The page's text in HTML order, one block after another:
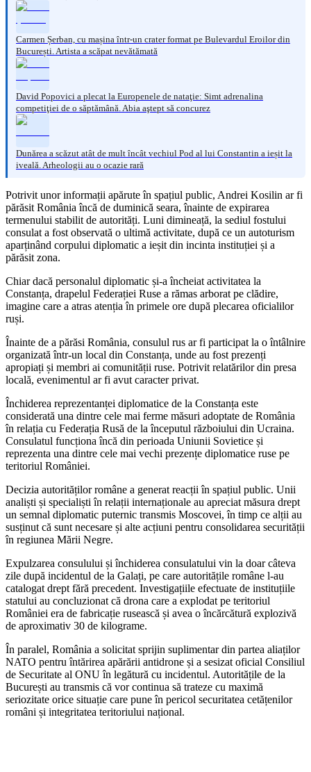
Carmen Șerban, cu mașina într-un crater format pe Bulevardul Eroilor din
București. Artista a scăpat nevătămată
David Popovici a plecat la Europenele de nataţie: Simt adrenalina
competiţiei de o săptămână. Abia aştept să concurez
Dunărea a scăzut atât de mult încât vechiul Pod al lui Constantin a ieșit la
iveală. Arheologii au o ocazie rară
Potrivit unor informații apărute în spațiul public, Andrei Kosilin ar fi
părăsit România încă de duminică seara, înainte de expirarea
termenului stabilit de autorități. Luni dimineață, la sediul fostului
consulat a fost observată o ultimă activitate, după ce un autoturism
aparținând corpului diplomatic a ieșit din incinta instituției și a
părăsit zona.
Chiar dacă personalul diplomatic și-a încheiat activitatea la
Constanța, drapelul Federației Ruse a rămas arborat pe clădire,
imagine care a atras atenția în primele ore după plecarea oficialilor
ruși.
Înainte de a părăsi România, consulul rus ar fi participat la o întâlnire
organizată într-un local din Constanța, unde au fost prezenți
apropiați și membri ai comunității ruse. Potrivit relatărilor din presa
locală, evenimentul ar fi avut caracter privat.
Închiderea reprezentanței diplomatice de la Constanța este
considerată una dintre cele mai ferme măsuri adoptate de România
în relația cu Federația Rusă de la începutul războiului din Ucraina.
Consulatul funcționa încă din perioada Uniunii Sovietice și
reprezenta una dintre cele mai vechi prezențe diplomatice ruse pe
teritoriul României.
Decizia autorităților române a generat reacții în spațiul public. Unii
analiști și specialiști în relații internaționale au apreciat măsura drept
un semnal diplomatic puternic transmis Moscovei, în timp ce alții au
susținut că sunt necesare și alte acțiuni pentru consolidarea securității
în regiunea Mării Negre.
Expulzarea consulului și închiderea consulatului vin la doar câteva
zile după incidentul de la Galați, pe care autoritățile române l-au
catalogat drept fără precedent. Investigațiile efectuate de instituțiile
statului au concluzionat că drona care a explodat pe teritoriul
României era de fabricație rusească și avea o încărcătură explozivă
de aproximativ 30 de kilograme.
În paralel, România a solicitat sprijin suplimentar din partea aliaților
NATO pentru întărirea apărării antidrone și a sesizat oficial Consiliul
de Securitate al ONU în legătură cu incidentul. Autoritățile de la
București au transmis că vor continua să trateze cu maximă
seriozitate orice situație care pune în pericol securitatea cetățenilor
români și integritatea teritoriului național.